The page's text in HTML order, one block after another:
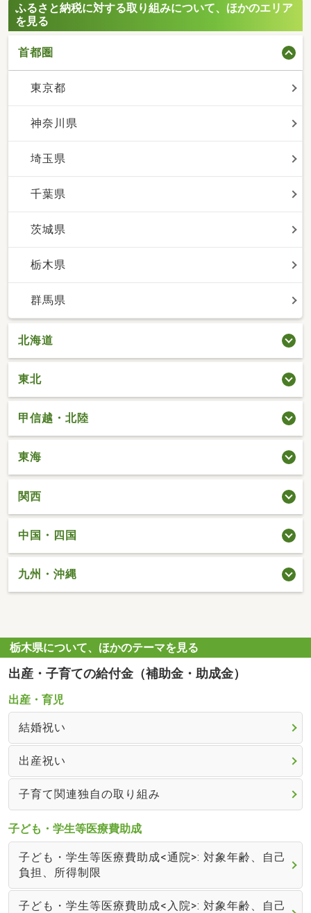
ふるさと納税に対する取り組みについて、ほかのエリア
を見る
首都圏
東京都
神奈川県
埼玉県
千葉県
茨城県
栃木県
群馬県
北海道
東北
甲信越・北陸
東海
関西
中国・四国
九州・沖縄
栃木県について、ほかのテーマを見る
出産・子育ての給付金（補助金・助成金）
出産・育児
結婚祝い
出産祝い
子育て関連独自の取り組み
子ども・学生等医療費助成
子ども・学生等医療費助成<通院>: 対象年齢、自己
負担、所得制限
子ども・学生等医療費助成<入院>: 対象年齢、自己